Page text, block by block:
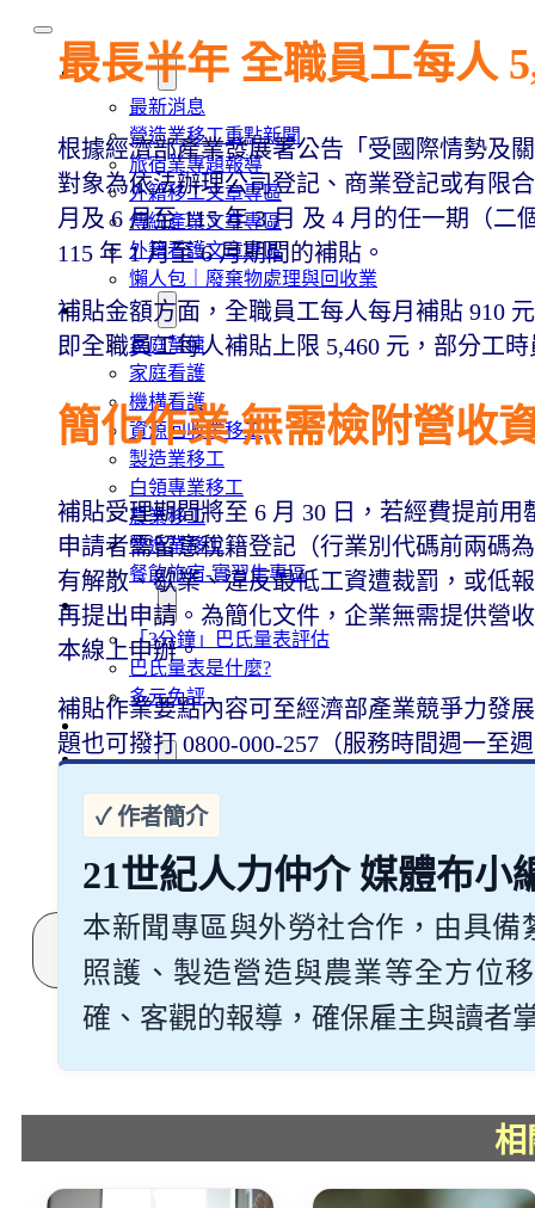
移工新聞
最新消息
營造業移工重點新聞
旅宿業專題報導
外籍移工文章專區
傳統產業文章專區
外籍看護文章專區
懶人包｜廢棄物處理與回收業
申請專區
家庭幫傭
家庭看護
機構看護
資源回收業移工
製造業移工
白領專業移工
農業移工
營造業移工
餐飲旅宿-實習生專區
巴氏量表
「3分鐘」巴氏量表評估
巴氏量表是什麼?
多元免評
常見問題
關於我們
服務據點
案例分享
歷年評鑑成績
失聯協尋
最長半年 全職員工每人
根據經濟部產業發展署公告「受國際情勢及
對象為依法辦理公司登記、商業登記或有限
月及 6 月至 115 年 3 月 及 4 月的任一期（
115 年 1 月至 6 月期間的補貼。
補貼金額方面，全職員工每人每月補貼 910
即全職員工每人補貼上限 5,460 元，部分工
簡化作業 無需檢附營收
補貼受理期間將至 6 月 30 日，若經費提前
申請者需留意稅籍登記（行業別代碼前兩碼
有解散、歇業、違反最低工資遭裁罰，或低
再提出申請。為簡化文件，企業無需提供營
本線上申辦。
補貼作業要點內容可至經濟部產業競爭力發
題也可撥打 0800-000-257（服務時間週一至
21世紀人力仲介 媒體布小
本新聞專區與外勞社合作，由具
照護、製造營造與農業等全方位
確、客觀的報導，確保雇主與讀者
相